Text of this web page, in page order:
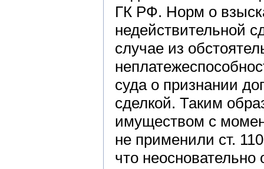
ГК РФ. Норм о
недействительной
случае из
суда о признании
сделкой. Таким
имуществом с
не применили ст.
что